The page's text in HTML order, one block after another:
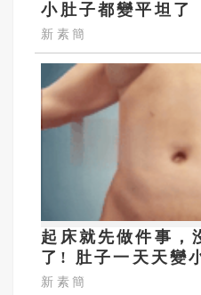
小肚子都變平坦了
新素簡
起床就先做件事，
了! 肚子一天天變
新素簡